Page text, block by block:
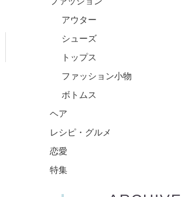
アウター
シューズ
トップス
ファッション小物
ボトムス
ヘア
レシピ・グルメ
恋愛
特集